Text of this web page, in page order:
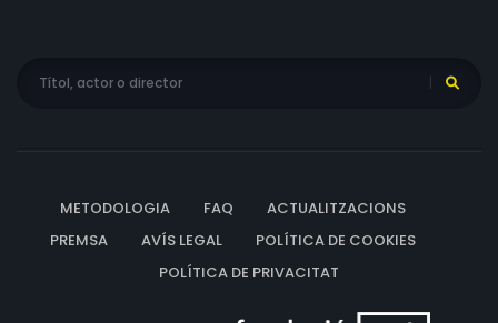
METODOLOGIA FAQ
ACTUALITZACIONS
PREMSA
AVÍS LEGAL
POLÍTICA DE COOKIES
POLÍTICA DE PRIVACITAT